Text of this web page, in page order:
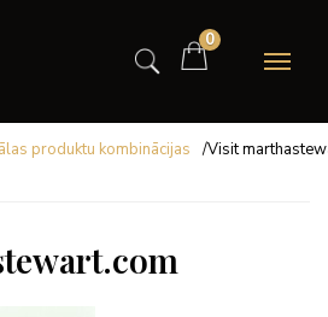
0
produktu kombinācijas /Visit